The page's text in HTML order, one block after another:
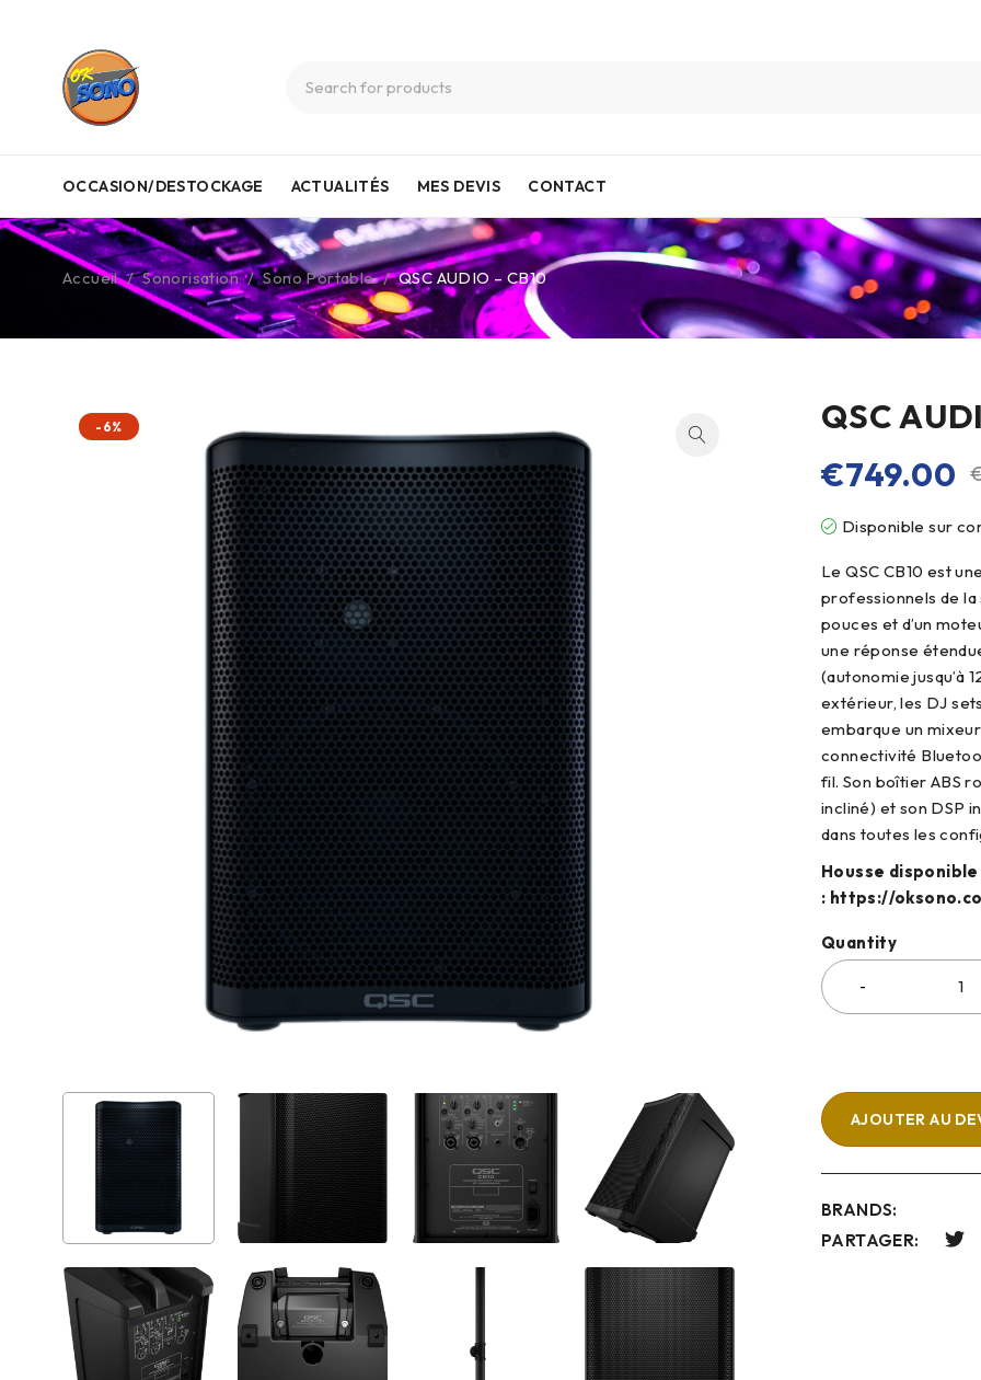
OCCASION/DESTOCKAGE ACTUALITÉS MES DEVIS CONTACT
Accueil / Sonorisation / Sono Portable / QSC AUDIO – CB10
-6% QSC
€749.00
Disponible sur
Le QSC CB10 est
professionnels de la
pouces et d’un
une réponse
(autonomie jusqu’à
extérieur, les DJ
embarque un
connectivité
fil. Son boîtier ABS
incliné) et son DSP
dans toutes les
Housse
: https://
Quantity
AJOUTER AU
BRANDS:
PARTAGER: